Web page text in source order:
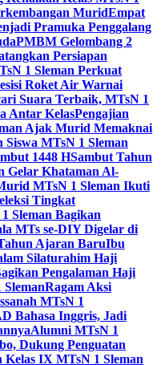
MuridEmpat
Pramuka Penggalang
PMBM Gelombang 2
Persiapan
1 Sleman Perkuat
Roket Air Warnai
Suara Terbaik, MTsN 1
Antar KelasPengajian
Ajak Murid Memaknai
Siswa MTsN 1 Sleman
1448 HSambut Tahun
Gelar Khataman Al-
MTsN 1 Sleman Ikuti
Tingkat
Sleman Bagikan
MTs se-DIY Digelar di
Ajaran BaruIbu
Silaturahim Haji
Pengalaman Haji
Ragam Aksi
MTsN 1
Bahasa Inggris, Jadi
Alumni MTsN 1
Dukung Penguatan
Kelas IX MTsN 1 Sleman